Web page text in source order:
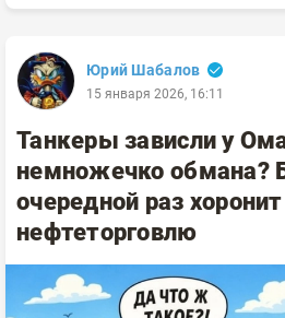
Юрий Шабалов
15 января 2026, 16:11
Танкеры зависли у
немножечко обмана?
очередной раз
нефтеторговлю